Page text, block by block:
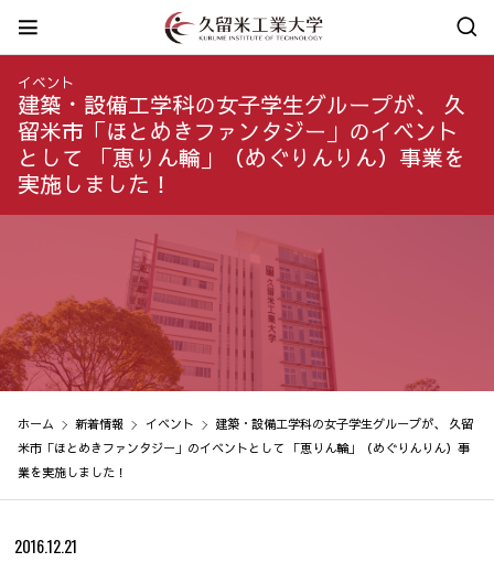
イベント
建築・設備工学科の女子学生グループが、 久
留米市「ほとめきファンタジー」のイベント
として 「恵りん輪」（めぐりんりん）事業を
実施しました！
ホーム 新着情報 イベント
建築・設備工学科の女子学生グループが、 久留
米市「ほとめきファンタジー」のイベントとして 「恵りん輪」（めぐりんりん）事
業を実施しました！
2016.12.21